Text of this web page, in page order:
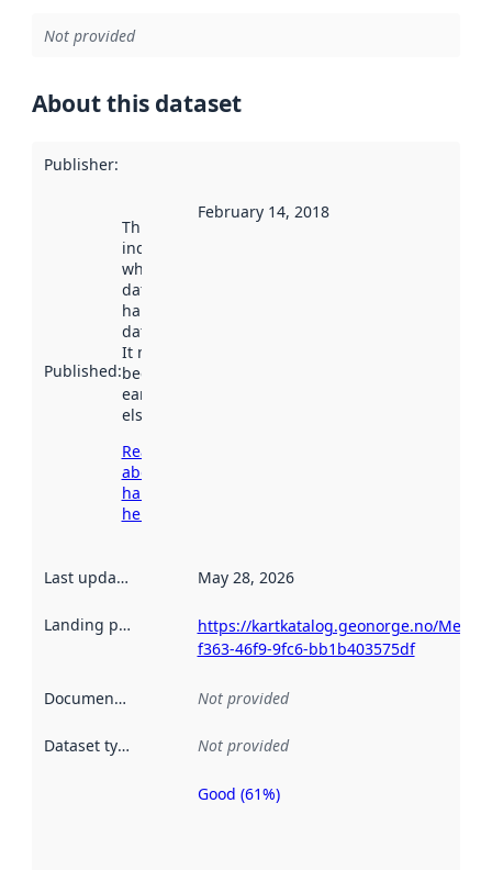
Not provided
About this dataset
Publisher:
Published:
This date
indicates
when the
dataset was
harvested by
data.norge.no.
It may have
been available
earlier
elsewhere.
Read more
about
harvesting
here
February 14, 2018
Last updated May 28, 2026
Landing page
https://kartkatalog.geonorge.no/
f363-46f9-9fc6-bb1b403575df
Documentation Not provided
Dataset type Not provided
Metadata
Good (61%)